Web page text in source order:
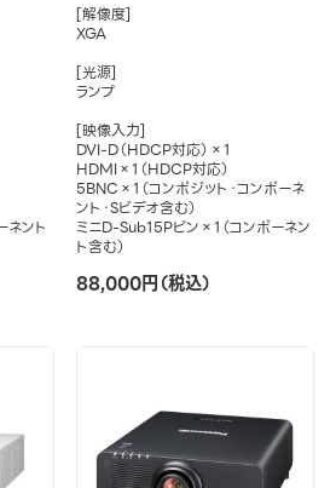
ント
[解像度]
XGA
[光源]
ランプ
[映像入力]
DVI-D（HDCP対応）×1
HDMI×1（HDCP対応）
5BNC×1（コンポジット・コンポーネ
ント・Sビデオ含む）
ミニD-Sub15Pピン×1（コンポーネン
ト含む）
88,000円（税込）